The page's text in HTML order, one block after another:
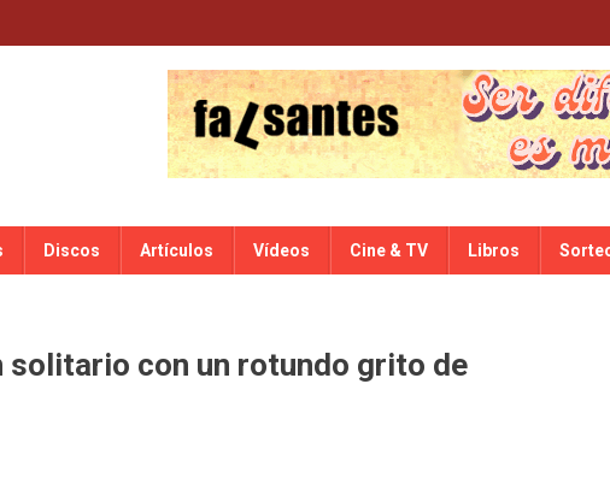
Discos Artículos Vídeos Cine & TV Libros
solitario con un rotundo grito de